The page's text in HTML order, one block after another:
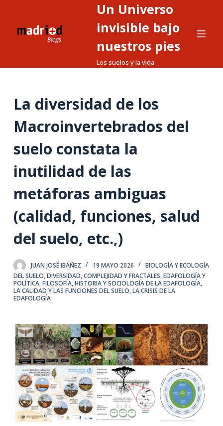
n
o
Un Universo
invisible bajo
nuestros pies
Los suelos y la vida
La diversidad de los
Macroinvertebrados del
suelo constata la
inutilidad de las
metáforas ambiguas
(calidad, funciones, salud
del suelo, etc.,)
JUAN JOSÉ IBÁÑEZ 19 MAYO 2026
BIOLOGÍA Y ECOLOGÍA
DEL SUELO,DIVERSIDAD, COMPLEJIDAD Y FRACTALES,EDAFOLOGÍA Y
POLÍTICA,FILOSOFÍA, HISTORIA Y SOCIOLOGÍA DE LA EDAFOLOGÍA,
LA CALIDAD Y LAS FUNCIONES DEL SUELO,LA CRISIS DE LA
EDAFOLOGÍA